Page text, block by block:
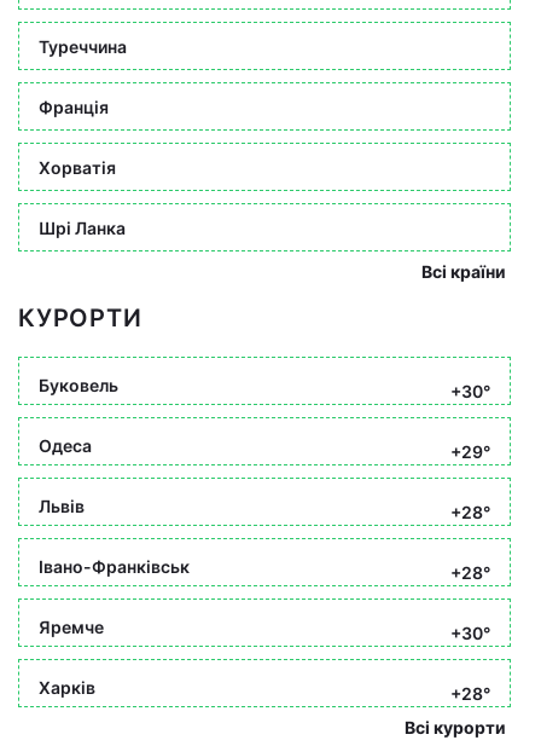
Туреччина
Франція
Хорватія
Шрі Ланка
Всі країни
КУРОРТИ
Буковель +30°
Одеса +29°
Львів +28°
Івано-Франківськ +28°
Яремче +30°
Харків
+28°
Всі курорти